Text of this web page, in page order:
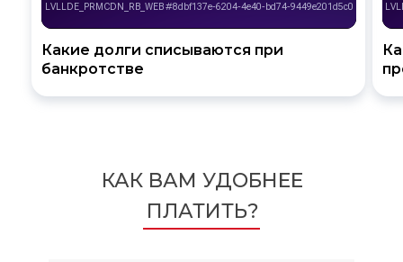
Какие долги списываются при
банкротстве
КАК ВАМ УДОБНЕЕ
ПЛАТИТЬ?